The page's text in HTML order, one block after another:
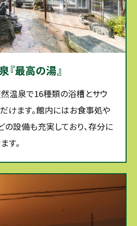
最高の湯』
温泉で16種類の浴槽とサウ
けます。館内にはお食事処や
の設備も充実しており、存分に
す。